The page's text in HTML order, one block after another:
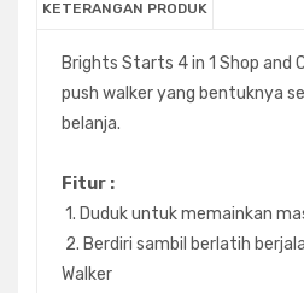
KETERANGAN PRODUK
Brights Starts 4 in 1 Shop and
push walker yang bentuknya
belanja.
Fitur :
1. Duduk untuk memainkan
2. Berdiri sambil berlatih
Walker